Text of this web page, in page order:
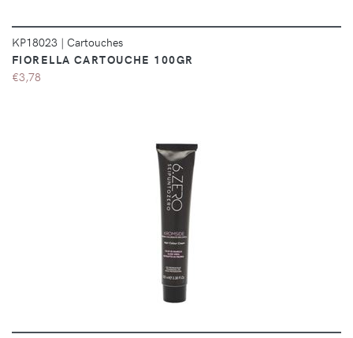
KP18023 | Cartouches
FIORELLA CARTOUCHE 100GR
€3,78
DÉTAILS